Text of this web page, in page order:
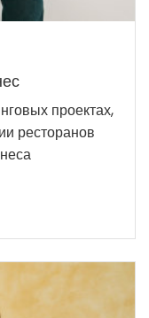
проектах,
ресторанов